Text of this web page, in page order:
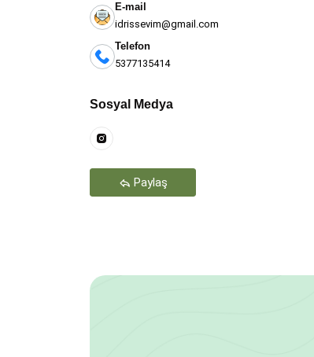
E-mail
idrissevim@gmail.com
Telefon
5377135414
Sosyal Medya
Paylaş
Teşekkür Ederiz